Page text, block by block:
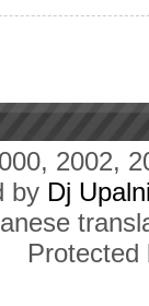
2002,
by Dj